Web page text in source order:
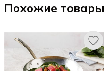
Похожие товары